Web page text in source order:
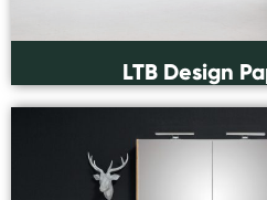
LTB Design